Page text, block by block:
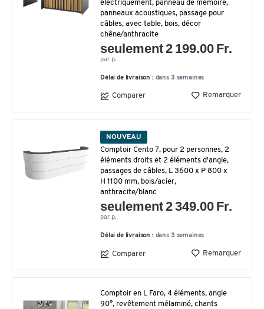
électriquement, panneau de mémoire,
panneaux acoustiques, passage pour
câbles, avec table, bois, décor
chêne/anthracite
seulement 2 199.00 Fr.
par p.
Délai de livraison : dans 3 semaines
Comparer Remarquer
NOUVEAU
Comptoir Cento 7, pour 2 personnes, 2
éléments droits et 2 éléments d'angle,
passages de câbles, L 3600 x P 800 x
H 1100 mm, bois/acier,
anthracite/blanc
seulement 2 349.00 Fr.
par p.
Délai de livraison : dans 3 semaines
Comparer Remarquer
Comptoir en L Faro, 4 éléments, angle
90°, revêtement mélaminé, chants